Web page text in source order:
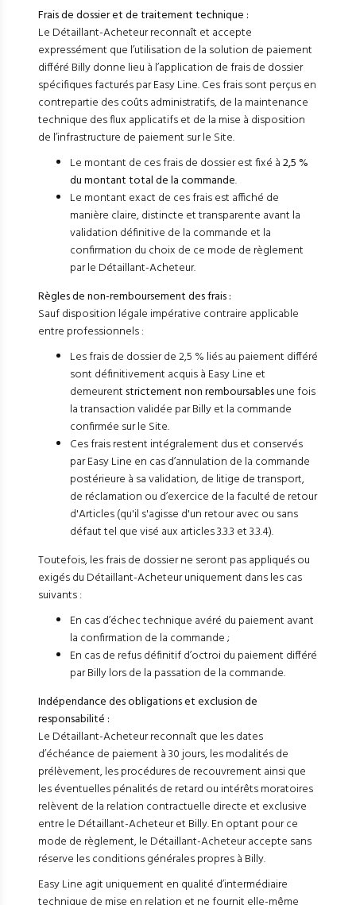
Frais de dossier et de traitement technique :
Le Détaillant-Acheteur reconnaît et accepte
expressément que l’utilisation de la solution de paiement
différé Billy donne lieu à l’application de frais de dossier
spécifiques facturés par Easy Line. Ces frais sont perçus en
contrepartie des coûts administratifs, de la maintenance
technique des flux applicatifs et de la mise à disposition
de l’infrastructure de paiement sur le Site.
Le montant de ces frais de dossier est fixé à2,5 %
du montant total de la commande.
Le montant exact de ces frais est affiché de
manière claire, distincte et transparente avant la
validation définitive de la commande et la
confirmation du choix de ce mode de règlement
par le Détaillant-Acheteur.
Règles de non-remboursement des frais :
Sauf disposition légale impérative contraire applicable
entre professionnels :
Les frais de dossier de 2,5 % liés au paiement différé
sont définitivement acquis à Easy Line et
demeurent strictement non remboursablesune fois
la transaction validée par Billy et la commande
confirmée sur le Site.
Ces frais restent intégralement dus et conservés
par Easy Line en cas d’annulation de la commande
postérieure à sa validation, de litige de transport,
de réclamation ou d’exercice de la faculté de retour
d'Articles (qu'il s'agisse d'un retour avec ou sans
défaut tel que visé aux articles 3.3.3 et 3.3.4).
Toutefois, les frais de dossier ne seront pas appliqués ou
exigés du Détaillant-Acheteur uniquement dans les cas
suivants :
En cas d’échec technique avéré du paiement avant
la confirmation de la commande ;
En cas de refus définitif d’octroi du paiement différé
par Billy lors de la passation de la commande.
Indépendance des obligations et exclusion de
responsabilité :
Le Détaillant-Acheteur reconnaît que les dates
d’échéance de paiement à 30 jours, les modalités de
prélèvement, les procédures de recouvrement ainsi que
les éventuelles pénalités de retard ou intérêts moratoires
relèvent de la relation contractuelle directe et exclusive
entre le Détaillant-Acheteur et Billy. En optant pour ce
mode de règlement, le Détaillant-Acheteur accepte sans
réserve les conditions générales propres à Billy.
Easy Line agit uniquement en qualité d’intermédiaire